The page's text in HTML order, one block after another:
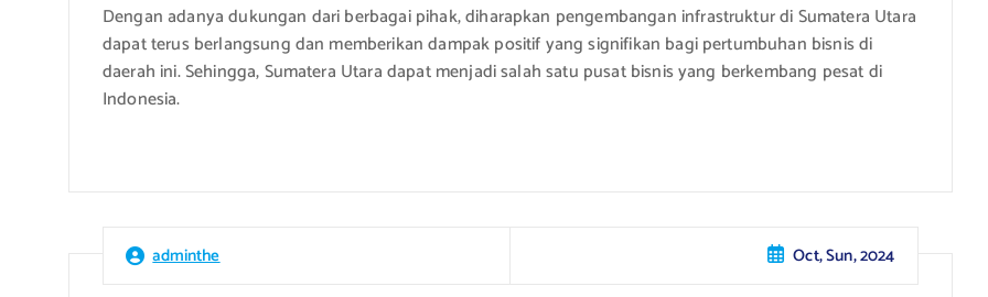
Dengan adanya dukungan dari berbagai pihak, diharapkan pengembangan infrastruktur di Sumatera Utara
dapat terus berlangsung dan memberikan dampak positif yang signifikan bagi pertumbuhan bisnis di
daerah ini. Sehingga, Sumatera Utara dapat menjadi salah satu pusat bisnis yang berkembang pesat di
Indonesia.
adminthe Oct, Sun, 2024